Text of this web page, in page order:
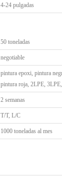
4-24 pulgadas
50 toneladas
negotiable
pintura epoxi, pintura
pintura roja, 2LPE, 3LPE,
2 semanas
T/T, L/C
1000 toneladas al mes